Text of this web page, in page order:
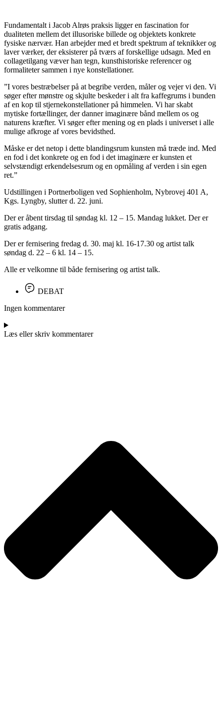
Fundamentalt i Jacob Alrøs praksis ligger en fascination for
dualiteten mellem det illusoriske billede og objektets konkrete
fysiske nærvær. Han arbejder med et bredt spektrum af teknikker og
laver værker, der eksisterer på tværs af forskellige udsagn. Med en
collagetilgang væver han tegn, kunsthistoriske referencer og
formaliteter sammen i nye konstellationer.
”I vores bestræbelser på at begribe verden, måler og vejer vi den. Vi
søger efter mønstre og skjulte beskeder i alt fra kaffegrums i bunden
af en kop til stjernekonstellationer på himmelen. Vi har skabt
mytiske fortællinger, der danner imaginære bånd mellem os og
naturens kræfter. Vi søger efter mening og en plads i universet i alle
mulige afkroge af vores bevidsthed.
Måske er det netop i dette blandingsrum kunsten må træde ind. Med
en fod i det konkrete og en fod i det imaginære er kunsten et
selvstændigt erkendelsesrum og en opmåling af verden i sin egen
ret.”
Udstillingen i Portnerboligen ved Sophienholm, Nybrovej 401 A,
Kgs. Lyngby, slutter d. 22. juni.
Der er åbent tirsdag til søndag kl. 12 – 15. Mandag lukket. Der er
gratis adgang.
Der er fernisering fredag d. 30. maj kl. 16-17.30 og artist talk
søndag d. 22 – 6 kl. 14 – 15.
Alle er velkomne til både fernisering og artist talk.
DEBAT
Ingen kommentarer
Læs eller skriv kommentarer